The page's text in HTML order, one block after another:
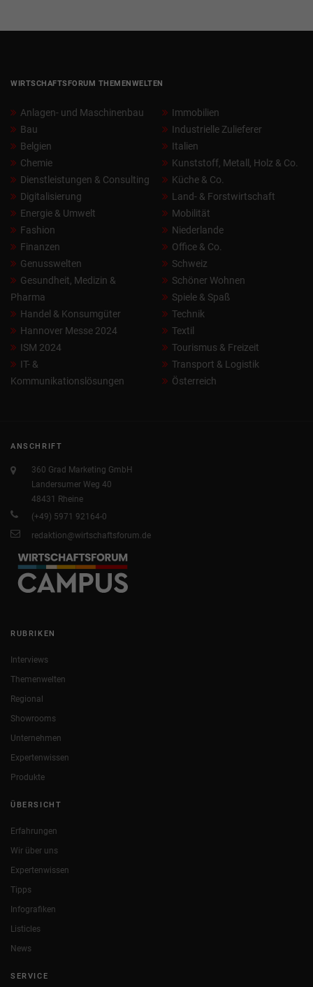
WIRTSCHAFTSFORUM THEMENWELTEN
Anlagen- und Maschinenbau
Bau
Belgien
Chemie
Dienstleistungen & Consulting
Digitalisierung
Energie & Umwelt
Fashion
Finanzen
Genusswelten
Gesundheit, Medizin &
Pharma
Handel & Konsumgüter
Hannover Messe 2024
ISM 2024
IT- &
Kommunikationslösungen
Immobilien
Industrielle Zulieferer
Italien
Kunststoff, Metall, Holz & Co.
Küche & Co.
Land- & Forstwirtschaft
Mobilität
Niederlande
Office & Co.
Schweiz
Schöner Wohnen
Spiele & Spaß
Technik
Textil
Tourismus & Freizeit
Transport & Logistik
Österreich
ANSCHRIFT
360 Grad Marketing GmbH
Landersumer Weg 40
48431 Rheine
(+49) 5971 92164-0
redaktion@wirtschaftsforum.de
RUBRIKEN
Interviews
Themenwelten
Regional
Showrooms
Unternehmen
Expertenwissen
Produkte
ÜBERSICHT
Erfahrungen
Wir über uns
Expertenwissen
Tipps
Infografiken
Listicles
News
SERVICE